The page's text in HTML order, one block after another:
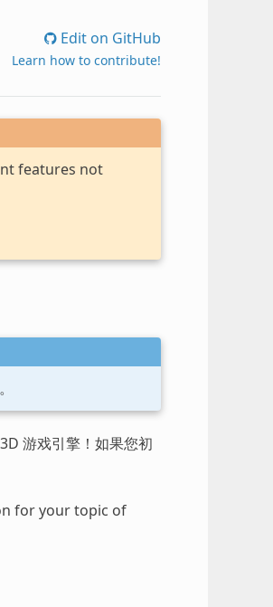
Edit on GitHub
Learn how to contribute!
features not
游戏引擎！如果您初
for your topic of